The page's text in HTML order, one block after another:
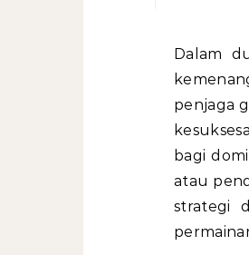
Dalam dunia Mobile Legends yang dinamis, setiap role memegang kunci
penjaga
bagi
atau
strategi